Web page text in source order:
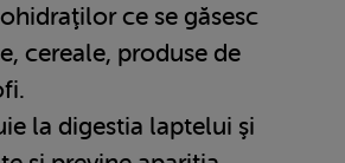
ce se găsesc
cereale, produse de
la digestia laptelui şi